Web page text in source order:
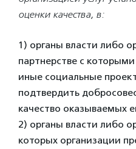
оценки качества, в:
1) органы власти либо
партнерстве с
иные социальные
подтвердить
качество оказываемых
2) органы власти либо
которых организации